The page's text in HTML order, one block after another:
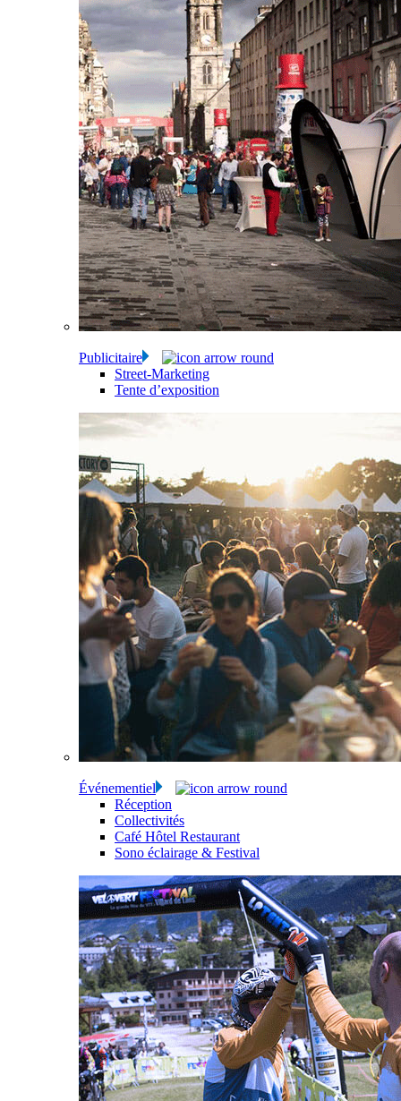
Publicitaire
Street-Marketing
Tente d’exposition
Événementiel
Réception
Collectivités
Café Hôtel Restaurant
Sono éclairage & Festival